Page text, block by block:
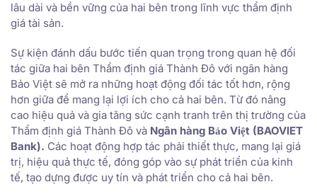
lâu dài và bền vững của hai bên trong lĩnh vực thẩm định
giá tài sản.
Sự kiện đánh dấu bước tiến quan trọng trong quan hệ đối
tác giữa hai bên Thẩm định giá Thành Đô với ngân hàng
Bảo Việt sẽ mở ra những hoạt động đối tác tốt hơn, rộng
hơn giữa để mang lại lợi ích cho cả hai bên. Từ đó nâng
cao hiệu quả và gia tăng sức cạnh tranh trên thị trường của
Thẩm định giá Thành Đô và Ngân hàng Bảo Việt (BAOVIET
Bank). Các hoạt động hợp tác phải thiết thực, mang lại giá
trị, hiệu quả thực tế, đóng góp vào sự phát triển của kinh
tế, tạo dựng được uy tín và phát triển cho cả hai bên.